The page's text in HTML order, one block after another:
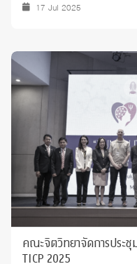
17 Jul 2025
คณะจิตวิทยาจัดการประชุ
TICP 2025